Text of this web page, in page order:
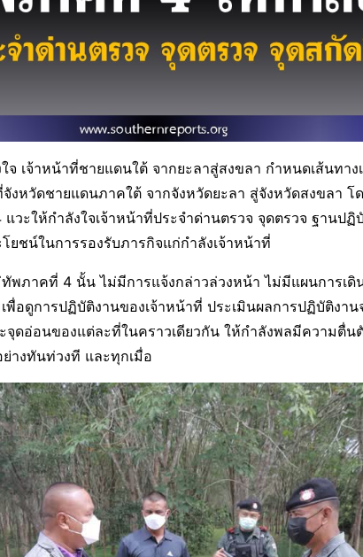
เจ้าหน้าที่ชายแดนใต้ จากยะลาสู่สงขลา กำหนดเส้นทาง
งหวัดชายแดนภาคใต้ จากจังหวัดยะลา สู่จังหวัดสงขลา โ
วะให้กำลังใจเจ้าหน้าที่ประจำด่านตรวจ จุดตรวจ ฐานปฏิ
ยชน์ในการรองรับภารกิจแก่กำลังเจ้าหน้าที่
ทัพภาคที่ 4 นั้น ไม่มีการแจ้งกล่าวล่วงหน้า ไม่มีแผนการเดิ
เพื่อดูการปฏิบัติงานของเจ้าหน้าที่ ประเมินผลการปฏิบัติงา
จุดอ่อนของแต่ละที่ในคราวเดียวกัน ให้กำลังพลมีความตื่
างทันท่วงที และทุกเมื่อ